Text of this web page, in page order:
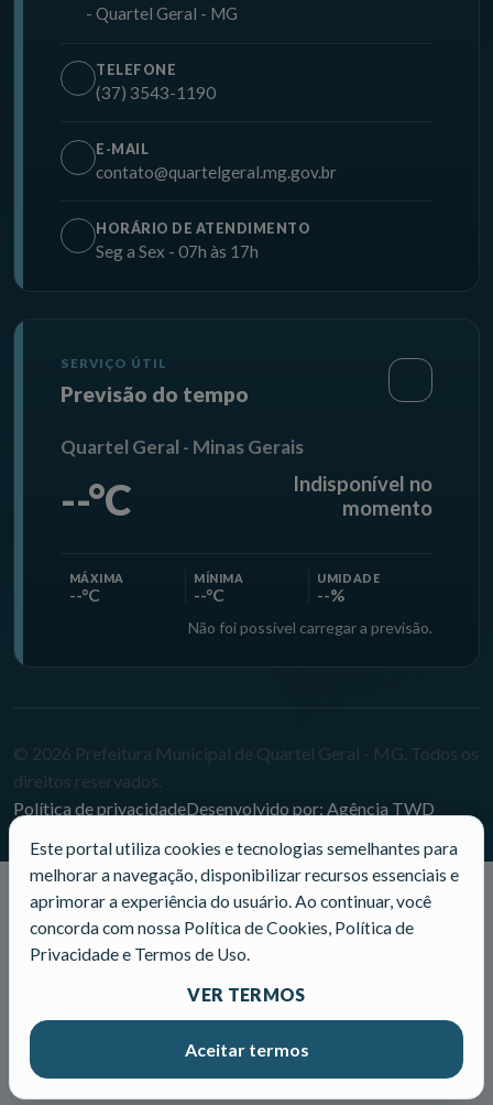
- Quartel Geral - MG
TELEFONE
(37) 3543-1190
E-MAIL
contato@quartelgeral.mg.gov.br
HORÁRIO DE ATENDIMENTO
Seg a Sex - 07h às 17h
SERVIÇO ÚTIL
Previsão do tempo
Quartel Geral - Minas Gerais
--°C
Indisponível no
momento
MÁXIMA
--°C
MÍNIMA
--°C
UMIDADE
--%
Não foi possível carregar a previsão.
© 2026 Prefeitura Municipal de Quartel Geral - MG. Todos os
direitos reservados.
Política de privacidadeDesenvolvido por: Agência TWD
Este portal utiliza cookies e tecnologias semelhantes para
melhorar a navegação, disponibilizar recursos essenciais e
aprimorar a experiência do usuário. Ao continuar, você
concorda com nossa Política de Cookies, Política de
Privacidade e Termos de Uso.
VER TERMOS
Aceitar termos